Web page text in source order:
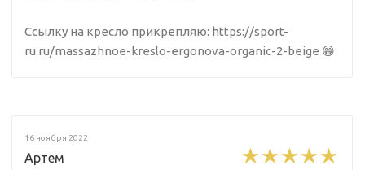
Ссылку на кресло прикрепляю: https://sport-
ru.ru/massazhnoe-kreslo-ergonova-organic-2-beige 😁
16 ноября 2022
Артем